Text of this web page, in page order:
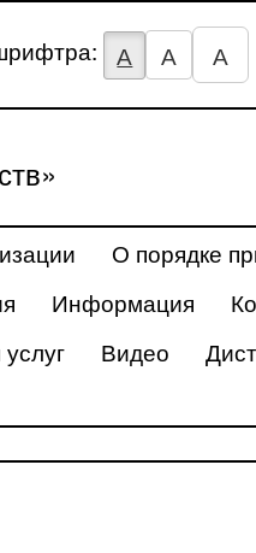
А А А
О порядке
Информация
Видео